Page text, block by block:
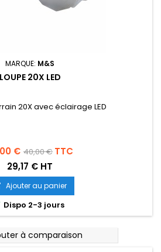
MARQUE: M&S
LOUPE 20X LED
20X avec éclairage LED
€ Prix
de
base
40,00 € TTC
29,17 € HT
Ajouter au panier
Dispo 2-3 jours
à comparaison